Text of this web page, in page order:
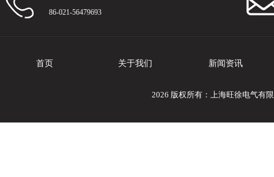
86-021-56479693
首页 关于我们 新闻资讯
2026 版权所有：上海旺徐电气有